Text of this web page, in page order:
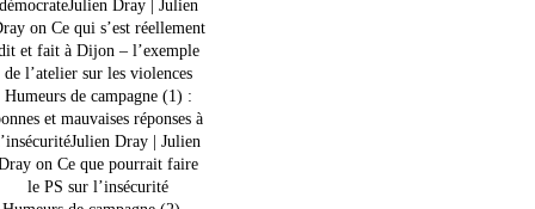
démocrateJulien Dray | Julien
on Ce qui s’est réellement
et fait à Dijon – l’exemple
de l’atelier sur les violences
Humeurs de campagne (1) :
et mauvaises réponses à
Dray | Julien
on Ce que pourrait faire
le PS sur l’insécurité